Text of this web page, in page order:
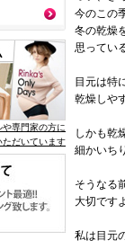
や専門家の方に
ただいています
今のこの
冬の乾燥
思ってい
目元は特
乾燥しや
しかも乾
細かいち
そうなる
大切です
私は目元